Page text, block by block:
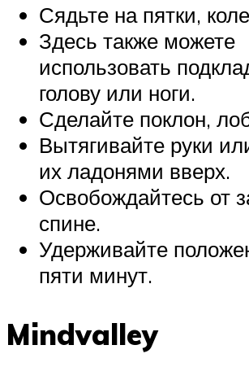
Сядьте на пятки,
Здесь также можете
использовать
голову или ноги.
Сделайте поклон,
Вытягивайте руки
их ладонями вверх.
Освобождайтесь от
спине.
Удерживайте
пяти минут.
Mindvalley